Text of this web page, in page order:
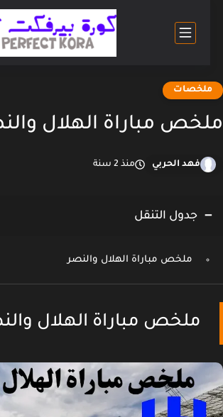
مباراة الهلال
فهد الحربي منذ 2 سنة
جدول التنقل
ملخص مباراة الهلال والنصر
ملخص مباراة الهلال